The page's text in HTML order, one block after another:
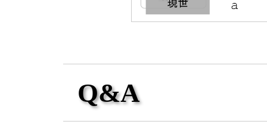
Q&A